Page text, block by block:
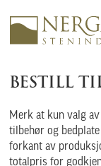
BESTILL
Merk at kun valg
tilbehør og
forkant av
totalpris for